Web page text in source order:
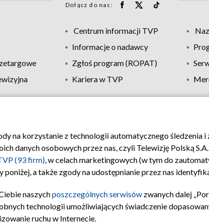
Dołącz do nas:
Centrum informacji TVP
Informacje o nadawcy
Zgłoś program (ROPAT)
Kariera w TVP
Polityka prywatności Moje zgody Pomoc
na korzystanie z technologii automatycznego śledzenia
danych osobowych przez nas, czyli Telewizję Polską
(93 firm), w celach marketingowych (w tym do
a także zgody na udostępnianie przez nas
naszychposzczególnych serwisów zwanych dalej
technologii umożliwiających świadczenie
ruchu w Internecie.